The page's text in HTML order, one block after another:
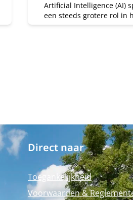
Artificial Intelligence (AI)
een steeds grotere rol in
bedrijfsleven en de
Direct naar
Toegankelijkheid
Voorwaarden &